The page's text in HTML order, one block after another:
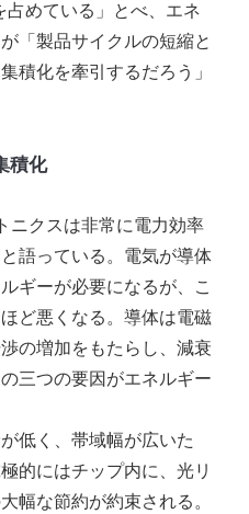
占めている」とべ、エネ
「製品サイクルの短縮と
積化を牽引するだろう」
積化
ニクスは非常に電力効率
語っている。電気が導体
ギーが必要になるが、こ
ど悪くなる。導体は電磁
の増加をもたらし、減衰
三つの要因がエネルギー
低く、帯域幅が広いた
的にはチップ内に、光リ
幅な節約が約束される。